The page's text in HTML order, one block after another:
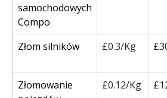
samochodowych
Compo
Złom silników £0.3/Kg
Złomowanie
£0.12/Kg